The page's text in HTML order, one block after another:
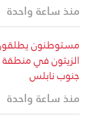
منذ ساعة واحدة
مستوطنون
الزيتون في
جنوب نابلس
منذ ساعة واحدة